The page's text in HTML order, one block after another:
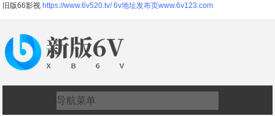
旧版66影视 https://www.6v520.tv/ 6v地址发布页www.6v123.com